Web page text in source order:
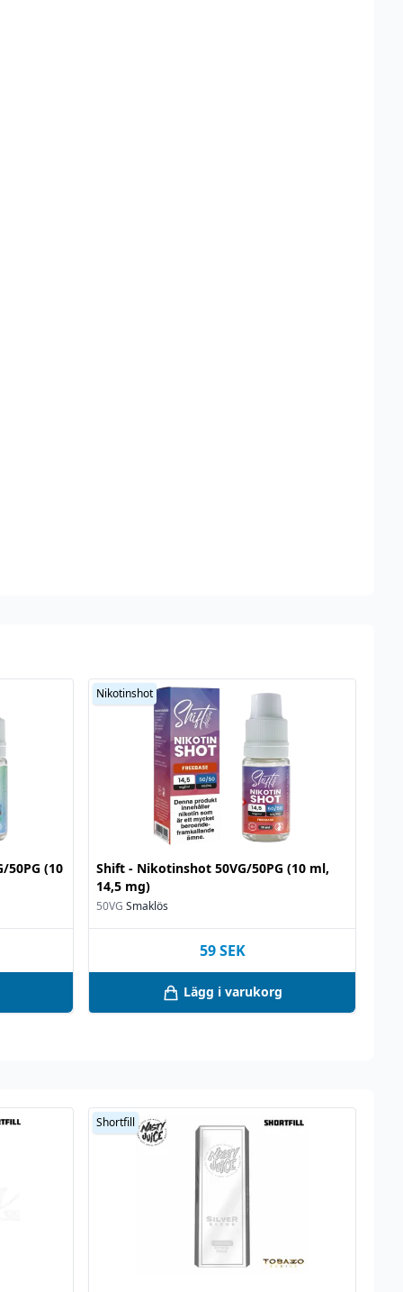
50PG (10
Shift - Nikotinshot 50VG/50PG (10 ml,
14,5 mg)
50VG Smaklös
Nikotinshot
59 SEK
Lägg i varukorg
Shortfill